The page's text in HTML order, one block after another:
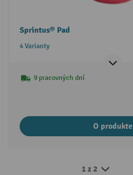
Sprintus® Pad
4 Varianty
9 pracovných dní
O produkte
1 z 2